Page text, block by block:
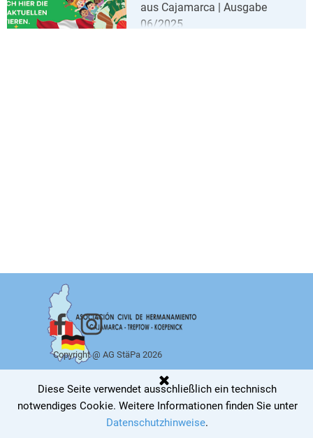
aus Cajamarca | Ausgabe
06/2025
Copyright @ AG StäPa 2026
Diese Seite verwendet ausschließlich ein technisch
notwendiges Cookie. Weitere Informationen finden Sie unter
Datenschutzhinweise.